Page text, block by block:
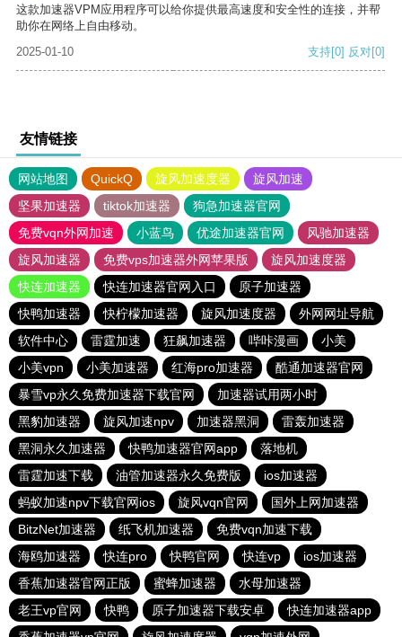
这款加速器VPM应用程序可以给你提供最高速度和安全性的连接，并帮
助你在网络上自由移动。
2025-01-10
支持[0] 反对[0]
友情链接
网站地图 QuickQ 旋风加速度器
旋风加速
坚果加速器
tiktok加速器
狗急加速器官网
免费vqn外网加速
小蓝鸟 优途加速器官网
风驰加速器
旋风加速器
免费vps加速器外网苹果版
旋风加速度器
快连加速器
快连加速器官网入口
原子加速器
快鸭加速器
快柠檬加速器 旋风加速度器
外网网址导航
软件中心
雷霆加速 狂飙加速器 哔咔漫画
小美
小美vpn
小美加速器 红海pro加速器
酷通加速器官网
暴雪vp永久免费加速器下载官网
加速器试用两小时
黑豹加速器
旋风加速npv 加速器黑洞
雷轰加速器
黑洞永久加速器
快鸭加速器官网app
落地机
雷霆加速下载
油管加速器永久免费版
ios加速器
蚂蚁加速npv下载官网ios
旋风vqn官网
国外上网加速器
BitzNet加速器
纸飞机加速器
免费vqn加速下载
海鸥加速器
快连pro 快鸭官网 快连vp
ios加速器
香蕉加速器官网正版
蜜蜂加速器
水母加速器
老王vp官网
快鸭 原子加速器下载安卓
快连加速器app